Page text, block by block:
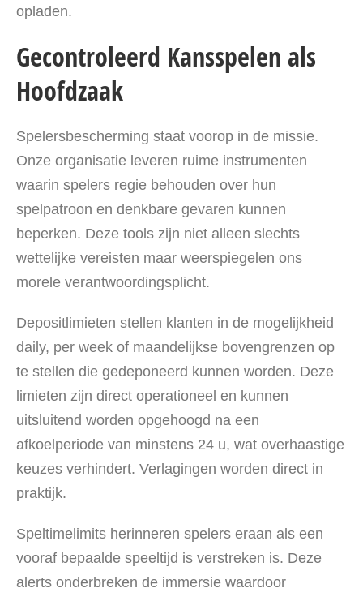
opladen.
Gecontroleerd Kansspelen als
Hoofdzaak
Spelersbescherming staat voorop in de missie.
Onze organisatie leveren ruime instrumenten
waarin spelers regie behouden over hun
spelpatroon en denkbare gevaren kunnen
beperken. Deze tools zijn niet alleen slechts
wettelijke vereisten maar weerspiegelen ons
morele verantwoordingsplicht.
Depositlimieten stellen klanten in de mogelijkheid
daily, per week of maandelijkse bovengrenzen op
te stellen die gedeponeerd kunnen worden. Deze
limieten zijn direct operationeel en kunnen
uitsluitend worden opgehoogd na een
afkoelperiode van minstens 24 u, wat overhaastige
keuzes verhindert. Verlagingen worden direct in
praktijk.
Speltimelimits herinneren spelers eraan als een
vooraf bepaalde speeltijd is verstreken is. Deze
alerts onderbreken de immersie waardoor